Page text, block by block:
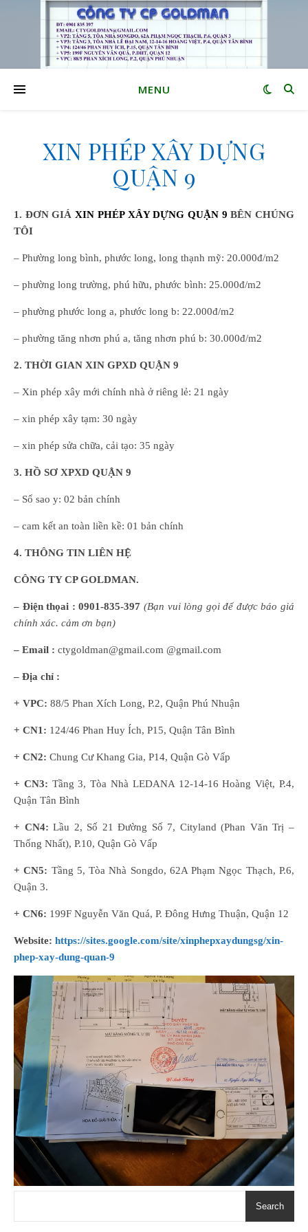
MENU
XIN PHÉP XÂY DỰNG
QUẬN 9
1. ĐƠN GIÁXIN PHÉP XÂY DỰNG QUẬN 9 BÊN CHÚNG
TÔI
– Phường long bình, phước long, long thạnh mỹ: 20.000đ/m2
– phường long trường, phú hữu, phước bình: 25.000đ/m2
– phường phước long a, phước long b: 22.000đ/m2
– phường tăng nhơn phú a, tăng nhơn phú b: 30.000đ/m2
2. THỜI GIAN XIN GPXD QUẬN 9
– Xin phép xây mới chính nhà ở riêng lẻ: 21 ngày
– xin phép xây tạm: 30 ngày
– xin phép sửa chữa, cải tạo: 35 ngày
3. HỒ SƠ XPXD QUẬN 9
– Sổ sao y: 02 bản chính
– cam kết an toàn liền kề: 01 bản chính
4. THÔNG TIN LIÊN HỆ
CÔNG TY CP GOLDMAN.
– Điện thọai : 0901-835-397 (Bạn vui lòng gọi để được báo giá
chính xác. cảm ơn bạn)
– Email : ctygoldman@gmail.com @gmail.com
– Địa chỉ :
+ VPC: 88/5 Phan Xích Long, P.2, Quận Phú Nhuận
+ CN1: 124/46 Phan Huy Ích, P15, Quận Tân Bình
+ CN2: Chung Cư Khang Gia, P14, Quận Gò Vấp
+ CN3: Tầng 3, Tòa Nhà LEDANA 12-14-16 Hoàng Việt, P.4,
Quận Tân Bình
+ CN4:Lầu 2, Số 21 Đường Số 7, Cityland (Phan Văn Trị –
Thống Nhất), P.10, Quận Gò Vấp
+ CN5: Tầng 5, Tòa Nhà Songdo, 62A Phạm Ngọc Thạch, P.6,
Quận 3.
+ CN6: 199F Nguyễn Văn Quá, P. Đông Hưng Thuận, Quận 12
Website: https://sites.google.com/site/xinphepxaydungsg/xin-
phep-xay-dung-quan-9
Search